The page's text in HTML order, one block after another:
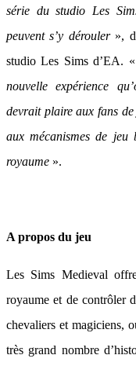
série du studio Les
peuvent s’y dérouler»,
studio Les Sims d’EA. «
nouvelle expérience
devrait plaire aux fans
aux mécanismes de jeu
royaume ».
A propos du jeu
Les Sims Medieval
royaume et de contrôler
chevaliers et magiciens,
très grand nombre